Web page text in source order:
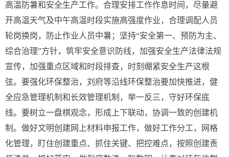
高温防暑和安全生产工作。合理安排工作作息时间，尽量避
开高温天气及中午高温时段实施高强度作业，合理调配人员
轮岗换岗，防止作业人员中暑；坚持“安全第一、预防为主、
综合治理”方针，筑牢安全意识防线，加强安全生产法律法规
宣传，加强重点区域和时段排查，时刻绷紧安全生产这根
弦。要强化环保整治，刘府等沿线环保整治要加快推进，健
全应急管理机制和长效管理机制，举一反三，守好环保底
线。要树立一盘棋观念，形成上下联动，协调一致的创建机
制。做好文明创建网上材料申报工作，做好工作分工，网格
化管理，盯住创建重点、抓住关键、把控难点，按照创建责